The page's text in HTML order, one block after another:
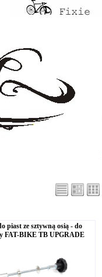
piast ze sztywną osią - do
FAT-BIKE TB UPGRADE